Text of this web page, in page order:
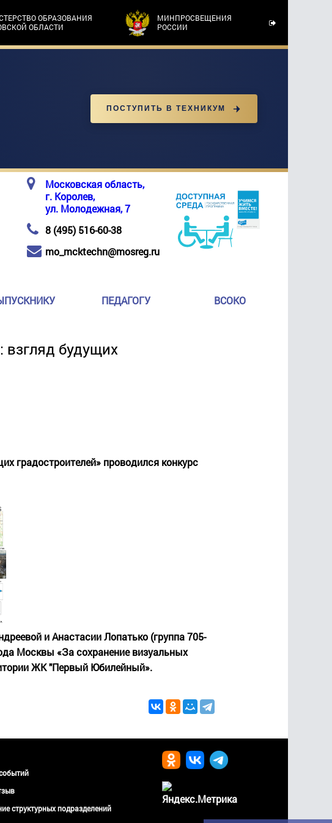
ОБРАЗОВАНИЯ
ОБЛАСТИ
МИНПРОСВЕЩЕНИЯ
РОССИИ
ПОСТУПИТЬ В ТЕХНИКУМ
Московская область,
г. Королев,
ул. Молодежная, 7
8 (495) 516-60-38
mo_mcktechn@mosreg.ru
ПЕДАГОГУ ВСОКО
взгляд будущих
градостроителей» проводился конкурс
и Анастасии Лопатько (группа 705-
Москвы «За сохранение визуальных
ЖК "Первый Юбилейный».
структурных подразделений